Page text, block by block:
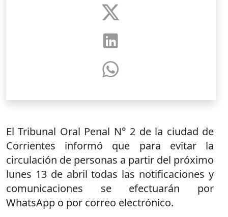
El Tribunal Oral Penal N° 2 de la ciudad de
Corrientes informó que para evitar la
circulación de personas a partir del próximo
lunes 13 de abril todas las notificaciones y
comunicaciones se efectuarán por
WhatsApp o por correo electrónico.